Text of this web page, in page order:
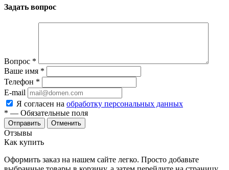
Задать вопрос
Вопрос *
Ваше имя *
Телефон *
E-mail
Я согласен на обработку персональных данных
* — Обязательные поля
Отменить
Отзывы
Как купить
Оформить заказ на нашем сайте легко. Просто добавьте